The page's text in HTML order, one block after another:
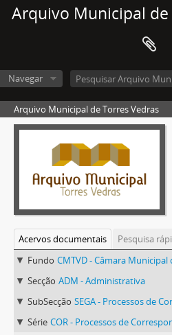
Arquivo Municipal de
Navegar
Arquivo Municipal de Torres Vedras
Acervos documentais
Pesquisa
Fundo CMTVD - Câmara Municipal
Secção ADM - Administrativa
SubSecção SEGA - Processos de
Série COR - Processos de